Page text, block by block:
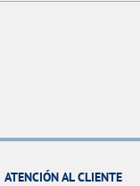
ATENCIÓN AL CLIENTE